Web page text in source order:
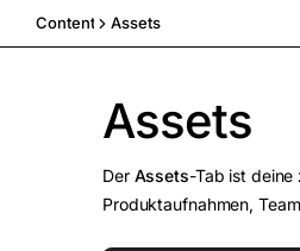
Content Assets
Assets
Der Assets-Tab ist
Produktaufnahmen,